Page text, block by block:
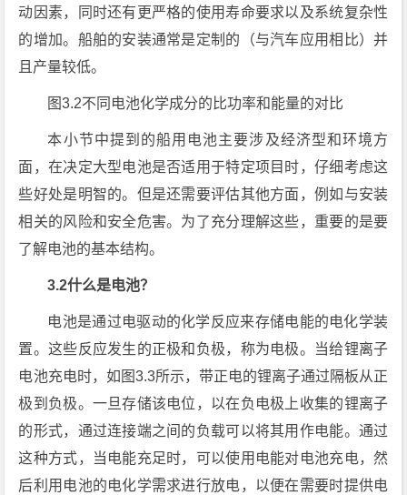
动因素，同时还有更严格的使用寿命要求以及系统复杂性
的增加。船舶的安装通常是定制的（与汽车应用相比）并
且产量较低。
图3.2不同电池化学成分的比功率和能量的对比
本小节中提到的船用电池主要涉及经济型和环境方
面，在决定大型电池是否适用于特定项目时，仔细考虑这
些好处是明智的。但是还需要评估其他方面，例如与安装
相关的风险和安全危害。为了充分理解这些，重要的是要
了解电池的基本结构。
3.2什么是电池？
电池是通过电驱动的化学反应来存储电能的电化学装
置。这些反应发生的正极和负极，称为电极。当给锂离子
电池充电时，如图3.3所示，带正电的锂离子通过隔板从正
极到负极。一旦存储该电位，以在负电极上收集的锂离子
的形式，通过连接端之间的负载可以将其用作电能。通过
这种方式，当电能充足时，可以使用电能对电池充电，然
后利用电池的电化学需求进行放电，以便在需要时提供电